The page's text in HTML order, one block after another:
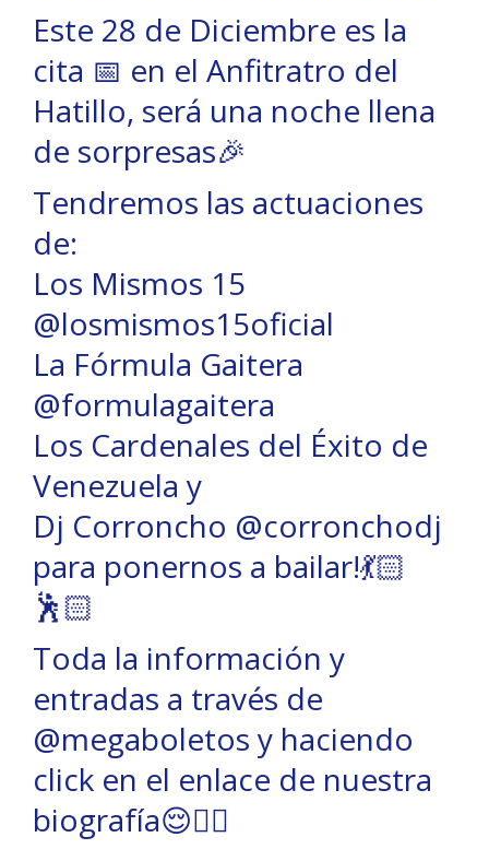
Este 28 de Diciembre es la
cita 📅 en el Anfitratro del
Hatillo, será una noche llena
de sorpresas🎉
Tendremos las actuaciones
de:
Los Mismos 15
@losmismos15oficial
La Fórmula Gaitera
@formulagaitera
Los Cardenales del Éxito de
Venezuela y
Dj Corroncho @corronchodj
para ponernos a bailar!💃🏻
🕺🏻
Toda la información y
entradas a través de
@megaboletos y haciendo
click en el enlace de nuestra
biografía😌👆🏻